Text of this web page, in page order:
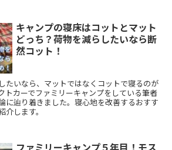
キャンプの寝床はコットとマット
どっち？荷物を減らしたいなら断
然コット！
たいなら、マットではなくコットで寝るのが
トカーでファミリーキャンプをしている筆者
に辿り着きました。寝心地を改善するおすす
します。
ファミリーキャンプ５年目！モス